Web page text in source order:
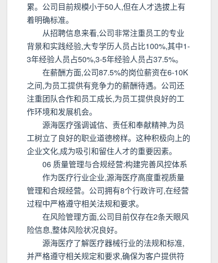
累。公司目前规模小于50人,但在人才选拔上有
着明确标准。
从招聘信息来看,公司非常注重员工的专业
背景和实践经验,大专学历人员占比100%,其中1-
3年经验人员占50%,3-5年经验人员占37.5%。
在薪酬方面,公司87.5%的岗位薪资在6-10K
之间,为员工提供有竞争力的薪酬待遇。公司还
注重团队合作和员工成长,为员工提供良好的工
作环境和发展机会。
源海医疗强调诚信、责任和奉献精神,为员
工树立了良好的职业道德榜样。这种积极向上的
企业文化,成为吸引和留住人才的重要因素。
06 质量管理与合规经营:构建完善风控体系
作为医疗行业企业,源海医疗高度重视质量
管理和合规经营。公司拥有8个行政许可,在经营
过程中严格遵守相关法规和要求。
在风险管理方面,公司目前仅存在2条天眼风
险信息,整体风险状况良好。
源海医疗了解医疗器械行业的法规和标准,
并严格遵守相关规定和要求,确保为客户提供符